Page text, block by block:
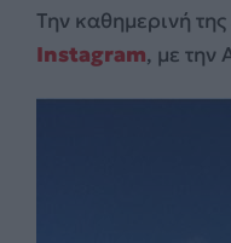
Την καθημερινή
Instagram, με την